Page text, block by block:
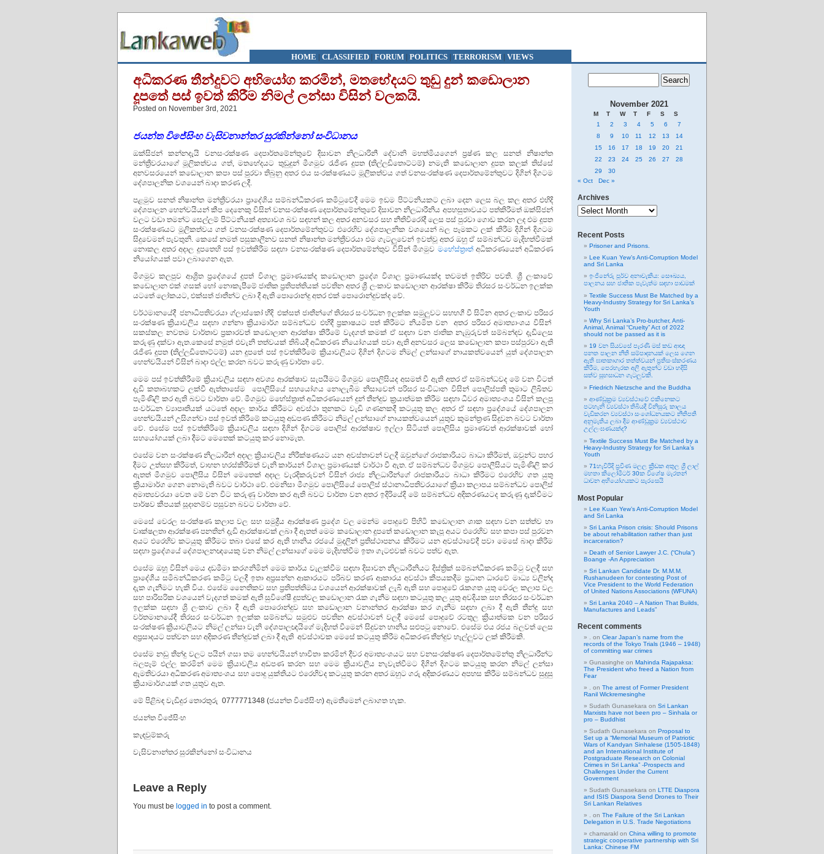
HOME | CLASSIFIED| FORUM| POLITICS | TERRORISM| VIEWS
අධිකරණ තීන්දුවට අභියෝග කරමින්, මතභේදයට තුඩු දුන් කඩොලාන
දූපතේ පස් ඉවත් කිරීම නිමල් ලන්සා විසින් වලකයි.
Posted on November 3rd, 2021
ජයන්ත විජේසිංහ වැසිවනාන්තර සුරකින්නෝ සංවිධානය
ඔක්සිජන් කන්නදැයි වනසංරක්ෂණ දෙපාර්තමේන්තුවේ දිසාවන නිලධාරිනී දේවානි මහත්මියගෙන් ප්‍රෂ්ණ කල සනත් නිෂාන්ත
මන්ත්‍රීවරයාගේ මූලිකත්වය ගත්, මතභේදයට තුඩුදුන් මීගමුව රැජිණ දූපත (තිල්ලඩිතොට්ටම්) නමැති කඩොලාන දූපත කලක් තිස්සේ
අනවසරයෙන් කඩොලාන කපා පස් පුරවා තිබුනු අතර එය සංරක්ෂණයට මූලිකත්වය ගත් වනසංරක්ෂණ දෙපාර්තමේන්තුවට දිගින් දිගටම
දේශපාලනික වශයෙන් බාදා කරණ ලදී.
පළමුව සනත් නිෂාන්ත මන්ත්‍රීවරයා ප්‍රාදේශිය සම්බන්ධීකරණ කමිටුවේදී මෙම ඉඩම පිට්ටනියකට ලබා දෙන ලෙස බල කල අතර එහිදි
දේශපාලන හෙන්චයියන් කීප දෙනෙකු විසින් වනසංරක්ෂණ දෙපාර්තමේන්තුවේ දිසාවන නිලධාරීනිය අපහසුතාවයට පත්කිරීමත් ඔක්සිජන්
වලට වඩා තමන්ට සෙල්ලම් පිට්ටනියක් අත්‍යාවශ බව සඳහන් කල අතර අනවසර සහ නීතිවිරෝදී ලෙස පස් පුරවා ගොඩ කරන ලද එම දූපත
සංරක්ෂණයට මූලිකත්වය ගත් වනසංරක්ෂණ දෙපාර්තමේන්තුවට එරෙහිව දේශපාලනික වශයෙන් බල පෑමකට ලක් කිරීම දිගින් දිගටම
සිදුවෙමන් පැවතුනි. කෙසේ නමත් පසුකාලීනව සනත් නිෂාන්ත මන්ත්‍රීවරයා එම ගැටලුවෙන් ඉවත්වූ අතර ඔහු ඒ සම්බන්ධව මැදිහත්වීමක්
නොකල අතර අදාල දූපතෙහි පස් ඉවත්කිරීම සඳහා වනසංරක්ෂණ දෙපාර්තමේන්තුව විසින් මීගමුව මහේස්ත්‍රාත් අධිකරණයෙන් අධිකරණ
නියෝගයක් පවා ලබාගෙන ඇත.
මීගමුව කලපුව ආශ්‍රිත ප්‍රදේශයේ දූපත් විශාල ප්‍රමාණයක්ද කඩොලාන ප්‍රදේශ විශාල ප්‍රමාණයක්ද තවමත් ඉතිරිව පවති. ශ්‍රී ලංකාවේ
කඩොලාන එක් ගසක් හෝ නොකැපීමේ ජාතික ප්‍රතිපත්තියක් පවතින අතර ශ්‍රී ලංකාව කඩොලාන ආරක්ෂා කිරීම තිරසර සංවර්ධන ඉලක්ක
යටතේ ලෝකයට, එක්සත් ජාතීන්ට ලබා දී ඇති පොරොන්දු අතර එක් පොරොන්දුවක්ද වේ.
වර්ථමානයේදී ජනාධිපතිවරයා ග්ලාස්කෝ හීදි එක්සත් ජාතීන්ගේ තිරසර සංවර්ධන ඉලක්ක සමුලුවට සහභගී වී සිටින අතර ලංකාව පරිසර
සංරක්ෂණ ක්‍රියාවලිය සඳහා ගන්නා ක්‍රියාමාර්ග සම්බන්ධව එහිදී ප්‍රකාෂයට පත් කිරීමට නියමිත වන අතර පරිසර අමාත්‍යාංශය විසින්
සකස්කල නවතම වාර්තාව ප්‍රකාරවත් කඩොලාන ආරක්ෂා කිරීමේ වැදගත් කමක් ඒ සඳහා වන ජාතික නැඹුරුවත් සම්බන්දව දැඩිලෙස
කරුණු දක්වා ඇත.කෙසේ නමුත් එවැනි තත්වයක් තිබියදී අධිකරණ නියෝගයක් පවා ඇති අනවසර ලෙස කඩොලාන කපා පස්පුරවා ඇති
රැජිණ දූපත (තිල්ලඩිතොට්ටම්) යන දූපතේ පස් ඉවත්කිරීමේ ක්‍රියාවලියට දිගින් දිගටම නිමල් ලන්සාගේ නායකත්වයෙන් යුත් දේශපාලන
හෙන්චයියන් විසින් බාදා එල්ල කරන බවට කරුණු වාර්තා වේ.
මෙම පස් ඉවත්කිරීමේ ක්‍රියාවලිය සඳහා අවශ්‍ය ආරක්ෂාව සැපයීමට මීගමුව පොලිසියද අසමත් වී ඇති අතර ඒ සම්බන්ධවද මේ වන විටත්
දැඩි කතාබහකට ලක්වී ඇත්තාසේම පොලිසියේ සහයෝගය නොලැබීම නිසාවෙන් පරිසර සංවිධාන විසින් පොලිස්පති තුමාට ලිඛිතව
පැමිණිලි කර ඇති බවට වාර්තා වේ. මීගමුව මහේස්ත්‍රාත් අධිකරණයෙන් දුන් තීන්දුව ක්‍රයාත්මක කිරීම සඳහා ධීවර අමාත්‍යංශය විසින් කලපු
සංවර්ධන ව්‍යාපෘතියක් යටතේ අදාල කාර්ය කිරීමට අවස්ථා තුනකට වැඩි ගණනකදී කටයුතු කල අතර ඒ සඳහා ප්‍රදේශයේ දේශපාලන
හෙන්චයියන් උසිගන්වා පස් ඉවත් කිරීමේ කටයුතු අඩපණ කිරීමට නිමල් ලන්සාගේ නායකත්වයෙන් යුතුව කුමන්ත්‍රණ සිදුවන බවට වාර්තා
වේ. එසේම පස් ඉවත්කිරිමේ ක්‍රියාවලිය සඳහා දිගින් දිගටම පොලිස් ආරක්ෂාව ඉල්ලා සිටියත් පොලිසිය ප්‍රමාණවත් ආරක්ෂාවක් හෝ
සහයෝගයක් ලබා දීමට මෙතෙක් කටයුතු කර නොමැත.
එසේම වන සංරක්ෂණ නිලධාරීන් අදාල ක්‍රියාවලිය නිරීක්ෂණයට යන අවස්තාවන් වලදී ඔවුන්ගේ රාජකාරියට බාධා කිරීමත්, ඔවුන්ට පහර
දීමට උත්සහ කිරීමත්, වාහන හරස්කිරීමත් වැනි කාර්යන් විශාල ප්‍රමාණයක් වාර්ථා වී ඇත. ඒ සම්බන්ධව මීගමුව පොලීසියට පැමිණිලි කර
ඇතත් මීගමුව පොලීසිය විසින් මෙතෙක් අදාල වැරදිකරුවන් විසින් රාජ්‍ය නිලධාරීන්ගේ රාජකාරීයට බාධා කිරීමට එරෙහිව ගත යුතු
ක්‍රියාමාර්ග ගෙන නොමැති බවට වාර්ථා වේ. එමනිසා මීගමුව පොලිසියේ පොලිස් ස්ථානාධිපතිවරයාගේ ක්‍රියා කලාපය සම්බන්ධව පොලිස්
අමාත්‍යවරයා වෙත මේ වන විට කරුණු වාර්තා කර ඇති බවට වාර්තා වන අතර ඉදිරියේදි මේ සම්බන්ධව අදිකරණයටද කරුණු දැක්වීමට
පාර්ෂව කීපයක් සූදානම්ව පසුවන බවට වාර්තා වේ.
මෙසේ වෙරල සංරක්ෂණ කලාප වල සහ සමුද්‍රීය ආරක්ෂණ ප්‍රදේශ වල මෙන්ම පොදුවේ පිහිටි කඩොලාන ශාක සඳහා වන සත්ත්ව හා
වෘක්ෂලතා ආරක්ෂණ පනතින් දැඩි ආරක්ෂාවක් ලබා දී ඇතත් මෙම කඩොලාන දූපතේ කඩොලාන කැපූ අයට එරෙහිව සහ කපා පස් පුරවන
අයට එරෙහිව කටයුතු කිරීමට තබා එසේ කර ඇති හානිය රජයේ මුදලින් ප්‍රතිස්ථාපනය කිරීමට යන අවස්ථාවේදී පවා මෙසේ බාදා කිරීම
සඳහා ප්‍රදේශයේ දේශපාලනඥයෙකු වන නිමල් ලන්සාගේ මෙම මැදිහත්වීම ඉතා ගැටළුවක් බවට පත්ව ඇත.
එසේම ඔහු විසින් මෙය දඩමීමා කරගනිමින් මෙම කාර්ය වැලක්වීම සඳහා දිසාවන නිලධාරීනියට දිස්ත්‍රික් සම්බන්ධීකරණ කමිටු වලදී සහ
ප්‍රාදේශීය සමිබන්ධීකරණ කමිටු වලදී ඉතා අප්‍රසන්න ආකාරයට පරිබව කරණ ආකාරය අවස්ථා කීපයකදීම ප්‍රධාන ධාරවේ මාධ්‍ය වලින්ද
දැක ගැනීමට හැකි විය. එසේම නෛතිකව සහ ප්‍රතිපත්තිමය වශයෙන් ආරක්ෂාවක් ලැබී ඇති සහ පොදුවේ රැකගත යුතු වෙරල කලාප වල
සහ පාරිසරික වශයෙන් වැදගත් කමක් ඇති සුවිශේෂී දූපත්වල කඩොලාන රැක ගැනීම සඳහා කටයුතු කල යුතු අවදියක සහ තිරසර සංවර්ධන
ඉලක්ක සඳහා ශ්‍රි ලංකාව ලබා දී ඇති පොරොන්දුව සහ කඩොලාන වනාන්තර ආරක්ෂා කර ගැනීම සඳහා ලබා දී ඇති තීන්දු සහ
වර්තමානයේදී තිරසර සංවර්ධන ඉලක්ක සම්බන්ධ සමුළුව පවතින අවස්ථාවන් වලදී මෙසේ පොදුවේ රටතුල ක්‍රියාත්මක වන පරිසර
සංරක්ෂණ ක්‍රියාවලියට නිමල් ලන්සා වැනි දේශපාලඥයිගේ මැදිහත් වීමෙන් සිදුවන හානිය සළුපටු නොවේ. එසේම එය රජය බලවත් ලෙස
අප්‍රසාදයට පත්වන සහ අදිකරණ තීන්දුවක් ලබා දී ඇති අවස්ථාවක මෙසේ කටයුතු කිරීම අධිකරණ තීන්දුව හෑල්ලුවට ලක් කිරීමකි.
එසේම නඩු තීන්දු වලට පයින් ගසා තම හෙන්චයියන් භාවිතා කරමින් දීවර අමාත්‍යංශයට සහ වනසංරක්ෂණ දෙපාර්තමේන්තු නිලධාරීන්ට
බලපෑම් එල්ල කරමින් මෙම ක්‍රියාවලිය අඩපණ කරන සහ මෙම ක්‍රියාවලිය නැවැත්වීමට දිගින් දිගටම කටයුතු කරන නිමල් ලන්සා
ඇමතිවරයා අධිකරණ අමාත්‍යංශය සහ පොදු යුක්තියට එරෙහිවද කටයුතු කරන අතර ඔහුට ගරු අදිකරණයට අපහස කිරීම සම්බන්ධව සුදුසු
ක්‍රියාමාර්ගයක් ගත යුතුව ඇත.
මේ පිළිබඳ වැඩිදුර තොරතුරු 0777771348 (ජයන්ත විජේසිංහ) ඇමතීමෙන් ලබාගත හැක.
ජයන්ත විජේසිංහ
කැඳවුම්කරු
වැසිවනාන්තර සුරකින්නෝ සංවිධානය
Leave a Reply
You must be logged in to post a comment.
November 2021
M T W T F S
S
1
2 3 4 5 6
7
8
9 10 11 12 13
14
15
16 17 18 19 20
21
22
23 24 25 26 27
28
29
30
« Oct
Dec »
Archives
Archives
Recent Posts
Prisoner and Prisons.
Lee Kuan Yew’s Anti-Corruption Model
and Sri Lanka
ඉංජිනේරු පූර්ව අනාවැකිය: සෞඛ්‍යය,
පාලනය සහ ජාතික පැවැත්ම සඳහා පාඩමක්
Textile Success Must Be Matched by a
Heavy-Industry Strategy for Sri Lanka’s
Youth
Why Sri Lanka’s Pro-butcher, Anti-
Animal, Animal “Cruelty” Act of 2022
should not be passed as it is
19 වන සියවසේ පැරණි මස් කඩ ආඥා
පනත පාලන නීති සම්පාදනයක් ලෙස ගෙන
ඇති ඝාතකාගාර තත්ත්වයන් ප්‍රතිසංස්කරණය
කිරීම, පෙරහැරක අලි ඇතුන්ට වඩා හදිසි
සත්ව සුභසාධන ගැටලුවකි.
Friedrich Nietzsche and the Buddha
ආණ්ඩුක්‍රම ව්‍යවස්ථාවේ එකිනෙකට
පටහැනි ව්‍යවස්ථා තිබියදී විනිසුරු කාලය
වැඩිකරන ව්‍යවස්ථා සංශෝධනයකට නීතිපති
අනුමැතිය ලබා දීම ආණ්ඩුක්‍රම ව්‍යවස්ථාව
උල්ලංඝණයක්ද?
Textile Success Must Be Matched by a
Heavy-Industry Strategy for Sri Lanka’s
Youth
71හැවිරිදි ප්‍රවීණ මලල ක්‍රීඩක අතුල ශ්‍රී ලාල්
මහතා කිලෝමීටර් 30ක විශේෂ මැරතන්
ධාවන අභියෝගයකට සැරසෙයි
Most Popular
Lee Kuan Yew’s Anti-Corruption Model
and Sri Lanka
Sri Lanka Prison crisis: Should Prisons
be about rehabilitation rather than just
incarceration?
Death of Senior Lawyer J.C. (“Chula”)
Boange -An Appreciation
Sri Lankan Candidate Dr. M.M.M.
Rushanudeen for contesting Post of
Vice President to the World Federation
of United Nations Associations (WFUNA)
Sri Lanka 2040 – A Nation That Builds,
Manufactures and Leads”
Recent comments
on Clear Japan’s name from the
records of the Tokyo Trials (1946 – 1948)
of committing war crimes
Gunasinghe on Mahinda Rajapaksa:
The President who freed a Nation from
Fear
on The arrest of Former President
Ranil Wickremesinghe
Sudath Gunasekara on Sri Lankan
Marxists have not been pro – Sinhala or
pro – Buddhist
Sudath Gunasekara on Proposal to
Set up a “Memorial Museum of Patriotic
Wars of Kandyan Sinhalese (1505-1848)
and an International Institute of
Postgraduate Research on Colonial
Crimes in Sri Lanka” -Prospects and
Challenges Under the Current
Government
Sudath Gunasekara on LTTE Diaspora
and ISIS Diaspora Send Drones to Their
Sri Lankan Relatives
on The Failure of the Sri Lankan
Delegation in U.S. Trade Negotiations
chamarakl on China willing to promote
strategic cooperative partnership with Sri
Lanka: Chinese FM